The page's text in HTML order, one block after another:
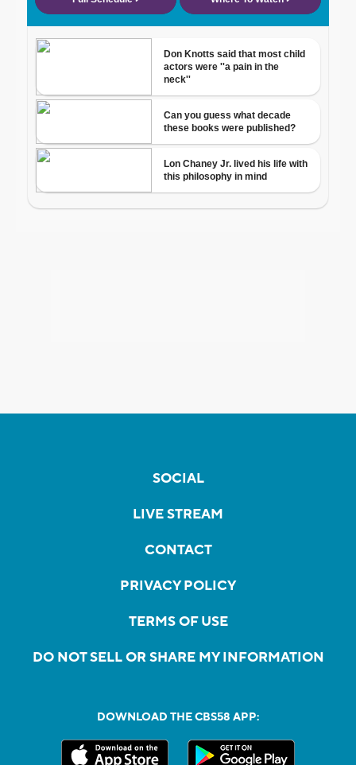
SOCIAL
LIVE STREAM
CONTACT
PRIVACY POLICY
TERMS OF USE
DO NOT SELL OR SHARE MY INFORMATION
DOWNLOAD THE CBS58 APP: